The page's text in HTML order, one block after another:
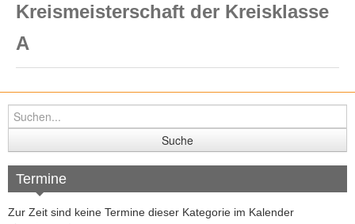
Dart
Bilder Neubau Vereinsheim
Datenschutz
Kreismeisterschaft der Kreisklasse
A
Termine
Zur Zeit sind keine Termine dieser Kategorie im Kalender